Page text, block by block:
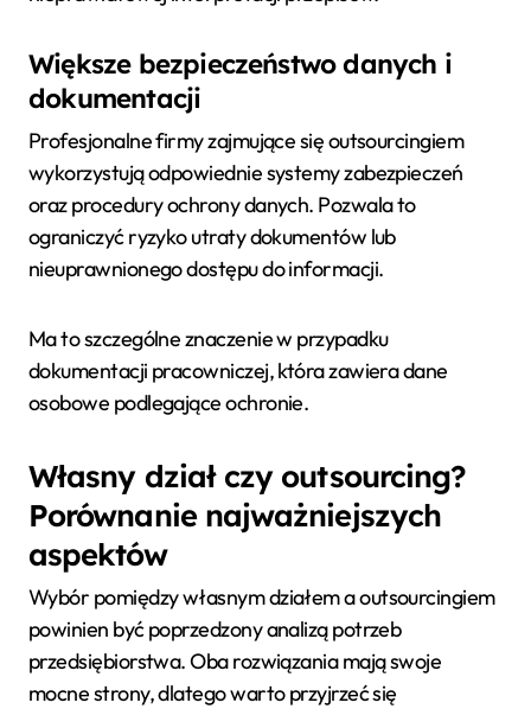
Większe bezpieczeństwo danych i
dokumentacji
Profesjonalne firmy zajmujące się outsourcingiem
wykorzystują odpowiednie systemy zabezpieczeń
oraz procedury ochrony danych. Pozwala to
ograniczyć ryzyko utraty dokumentów lub
nieuprawnionego dostępu do informacji.
Ma to szczególne znaczenie w przypadku
dokumentacji pracowniczej, która zawiera dane
osobowe podlegające ochronie.
Własny dział czy outsourcing?
Porównanie najważniejszych
aspektów
Wybór pomiędzy własnym działem a outsourcingiem
powinien być poprzedzony analizą potrzeb
przedsiębiorstwa. Oba rozwiązania mają swoje
mocne strony, dlatego warto przyjrzeć się